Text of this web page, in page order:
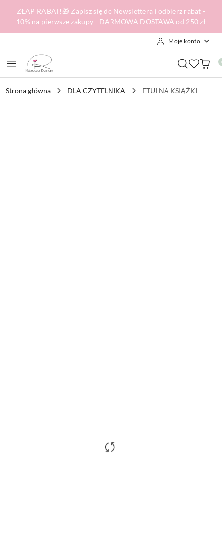
Przejdź do treści głównej
Przejdź do wyszukiwarki
Przejdź do moje konto
Przejdź do menu głównego
Przejdź do opisu produktu
Przejdź do stopki
ZŁAP RABAT!🎁 Zapisz się do Newslettera i odbierz rabat -
10% na pierwsze zakupy - DARMOWA DOSTAWA od 250 zł
Moje konto
Strona główna DLA CZYTELNIKA ETUI NA KSIĄŻKI